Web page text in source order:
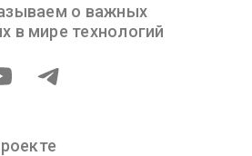
о важных
в мире технологий